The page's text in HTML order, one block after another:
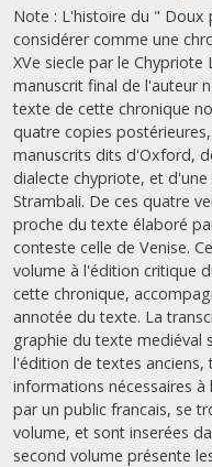
Note : L'histoire du " Doux
considérer comme une
XVe siecle par le
manuscrit final de l'auteur
texte de cette chronique
quatre copies
manuscrits dits d'Oxford,
dialecte chypriote, et
Strambali. De ces quatre
proche du texte élaboré
conteste celle de Venise.
volume à l'édition critique
cette chronique,
annotée du texte. La
graphie du texte mediéval
l'édition de textes anciens,
informations nécessaires
par un public francais, se
volume, et sont inserées
second volume présente